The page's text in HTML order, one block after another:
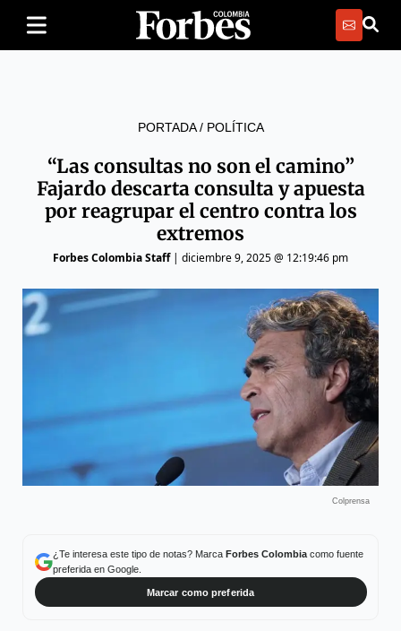
PORTADA/ POLÍTICA
“Las consultas no son el camino”
Fajardo descarta consulta y apuesta
por reagrupar el centro contra los
extremos
Forbes Colombia Staff| diciembre 9, 2025 @ 12:19:46 pm
Colprensa
¿Te interesa este tipo de notas? Marca Forbes Colombiacomo fuente
preferida en Google.
Marcar como preferida